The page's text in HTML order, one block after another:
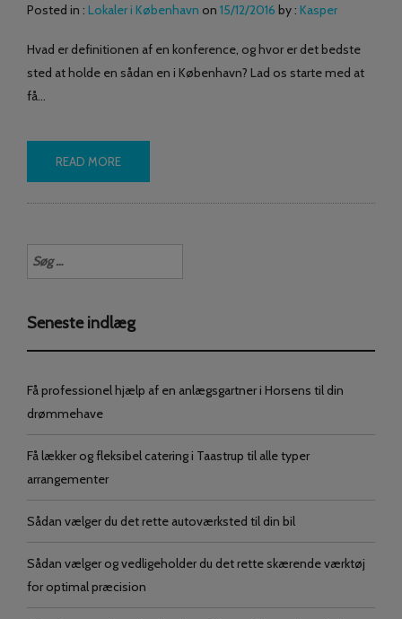
Posted in : Lokaler i København on 15/12/2016 by : Kasper
Hvad er definitionen af en konference, og hvor er det bedste
sted at holde en sådan en i København? Lad os starte med at
få…
READ MORE
Søg
efter:
Seneste indlæg
Få professionel hjælp af en anlægsgartner i Horsens til din
drømmehave
Få lækker og fleksibel catering i Taastrup til alle typer
arrangementer
Sådan vælger du det rette autoværksted til din bil
Sådan vælger og vedligeholder du det rette skærende værktøj
for optimal præcision